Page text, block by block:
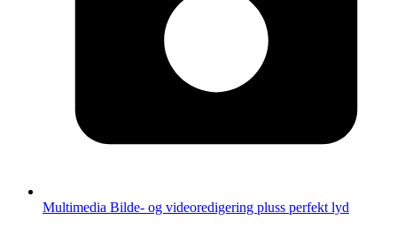
Multimedia Bilde- og videoredigering pluss perfekt lyd